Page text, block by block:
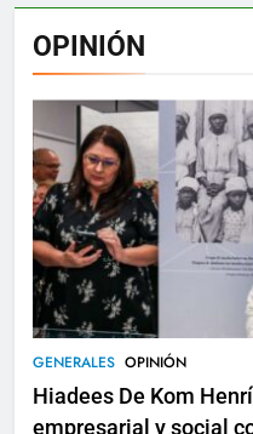
OPINIÓN
GENERALES OPINIÓN
Hiadees De Kom
empresarial y social